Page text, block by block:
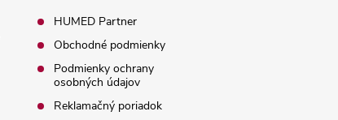
HUMED Partner
Obchodné podmienky
Podmienky ochrany
osobných údajov
Reklamačný poriadok